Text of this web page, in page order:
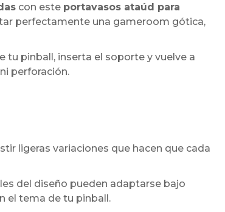
con este portavasos ataúd para
perfectamente una gameroom gótica,
pinball, inserta el soporte y vuelve a
perforación.
ligeras variaciones que hacen que cada
del diseño pueden adaptarse bajo
el tema de tu pinball.